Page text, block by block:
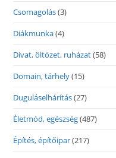
Csomagolás(3)
Diákmunka(4)
Divat, öltözet, ruházat(58)
Domain, tárhely(15)
Duguláselhárítás(27)
Életmód, egészség(487)
Építés, építőipar(217)